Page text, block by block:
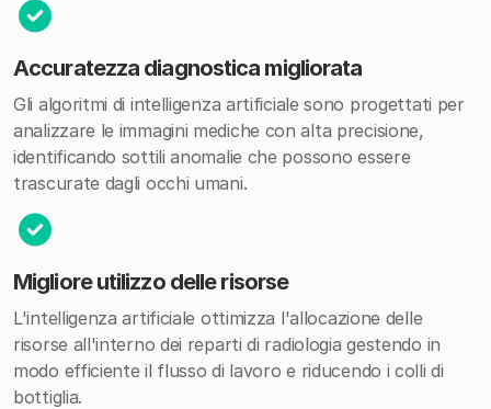
Accuratezza diagnostica migliorata
Gli algoritmi di intelligenza artificiale sono progettati per
analizzare le immagini mediche con alta precisione,
identificando sottili anomalie che possono essere
trascurate dagli occhi umani.
Migliore utilizzo delle risorse
L'intelligenza artificiale ottimizza l'allocazione delle
risorse all'interno dei reparti di radiologia gestendo in
modo efficiente il flusso di lavoro e riducendo i colli di
bottiglia.